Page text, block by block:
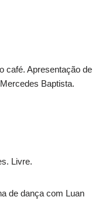
café. Apresentação de
Baptista.
Livre.
de dança com Luan